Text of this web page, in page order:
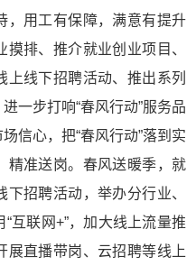
，用工有保障，满意有提升
排、推介就业创业项目、
线下招聘活动、推出系列
一步打响“春风行动”服务品
信心，把“春风行动”落到实
精准送岗。春风送暖季，就
招聘活动，举办分行业、
互联网+”，加大线上流量推
展直播带岗、云招聘等线上